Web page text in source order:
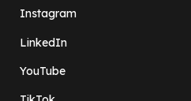
Instagram
LinkedIn
YouTube